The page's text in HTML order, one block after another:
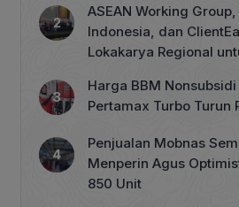
ASEAN Working Group,
Indonesia, dan
Lokakarya Regional
Harga BBM Nonsubsidi
Pertamax Turbo Turun
Penjualan Mobnas
Menperin Agus
850 Unit